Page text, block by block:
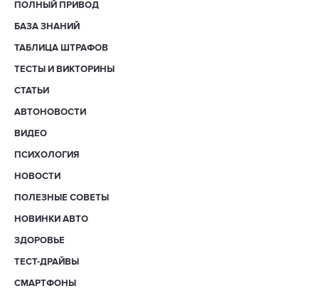
ПОЛНЫЙ ПРИВОД
БАЗА ЗНАНИЙ
ТАБЛИЦА ШТРАФОВ
ТЕСТЫ И ВИКТОРИНЫ
СТАТЬИ
АВТОНОВОСТИ
ВИДЕО
ПСИХОЛОГИЯ
НОВОСТИ
ПОЛЕЗНЫЕ СОВЕТЫ
НОВИНКИ АВТО
ЗДОРОВЬЕ
ТЕСТ-ДРАЙВЫ
СМАРТФОНЫ